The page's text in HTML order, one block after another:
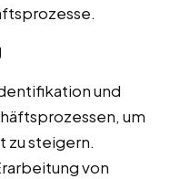
und
um
zu steigern.
von